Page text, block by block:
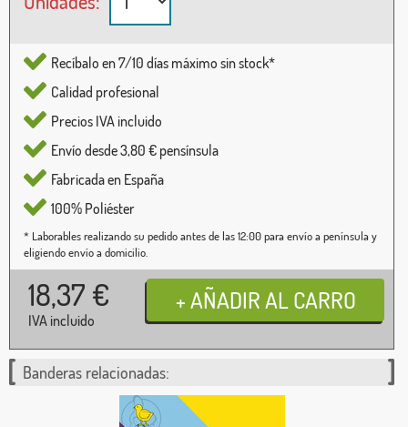
Recíbalo en 7/10 días máximo sin stock*
Calidad profesional
Precios IVA incluido
Envío desde 3,80 € pensínsula
Fabricada en España
100% Poliéster
* Laborables realizando su pedido antes de las 12:00 para envío a península y
eligiendo envío a domicilio.
18,37 €
IVA incluido
Banderas relacionadas: